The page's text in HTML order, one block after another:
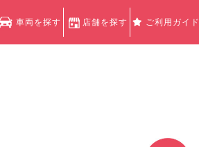
車両を探す 店舗を探す ご利用ガイド